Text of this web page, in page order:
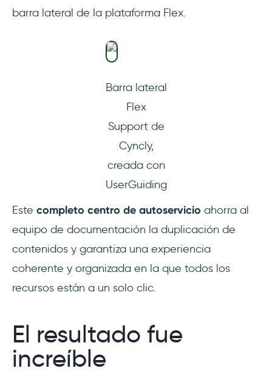
barra lateral de la plataforma Flex.
Barra lateral
Flex
Support de
Cyncly,
creada con
UserGuiding
Este completo centro de autoservicio ahorra al
equipo de documentación la duplicación de
contenidos y garantiza una experiencia
coherente y organizada en la que todos los
recursos están a un solo clic.
El resultado fue
increíble